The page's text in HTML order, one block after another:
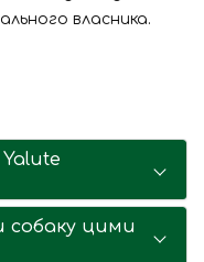
власника.
собаку цими